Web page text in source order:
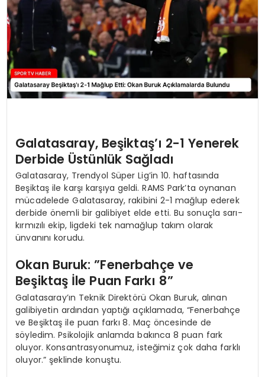
YAŞAM
Galatasaray, Beşiktaş’ı 2-1 Yenerek
Derbide Üstünlük Sağladı
Galatasaray, Trendyol Süper Lig’in 10. haftasında
Beşiktaş ile karşı karşıya geldi. RAMS Park’ta oynanan
mücadelede Galatasaray, rakibini 2-1 mağlup ederek
derbide önemli bir galibiyet elde etti. Bu sonuçla sarı-
kırmızılı ekip, ligdeki tek namağlup takım olarak
ünvanını korudu.
Okan Buruk: ”Fenerbahçe ve
Beşiktaş İle Puan Farkı 8”
Galatasaray’ın Teknik Direktörü Okan Buruk, alınan
galibiyetin ardından yaptığı açıklamada, “Fenerbahçe
ve Beşiktaş ile puan farkı 8. Maç öncesinde de
söyledim. Psikolojik anlamda bakınca 8 puan fark
oluyor. Konsantrasyonumuz, isteğimiz çok daha farklı
oluyor.” şeklinde konuştu.